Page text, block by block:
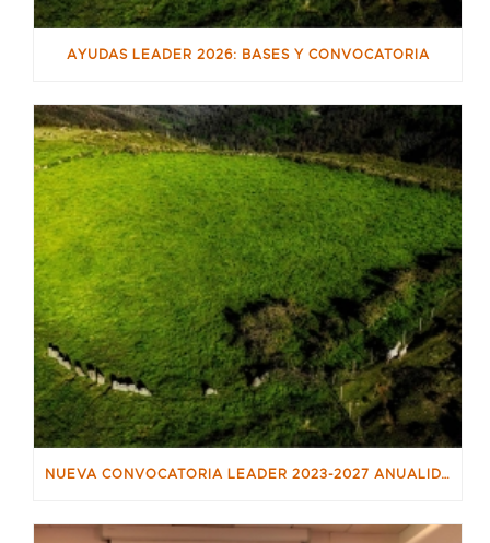
AYUDAS LEADER 2026: BASES Y CONVOCATORIA
NUEVA CONVOCATORIA LEADER 2023-2027 ANUALIDAD 2025